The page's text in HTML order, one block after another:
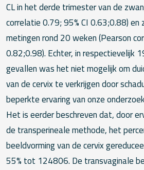
CL in het derde trimester van de
correlatie 0.79; 95% CI 0.63;0.88)
metingen rond 20 weken (Pearson
0.82;0.98). Echter, in respectievelijk
gevallen was het niet mogelijk om
van de cervix te verkrijgen door
beperkte ervaring van onze
Het is eerder beschreven dat, door
de transperineale methode, het
beeldvorming van de cervix
55% tot 124806. De transvaginale